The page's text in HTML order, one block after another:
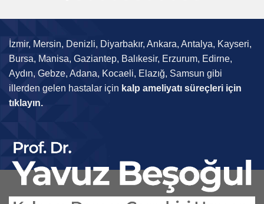
İzmir, Mersin, Denizli, Diyarbakır, Ankara, Antalya, Kayseri,
Bursa, Manisa, Gaziantep, Balıkesir, Erzurum, Edirne,
Aydın, Gebze, Adana, Kocaeli, Elazığ, Samsun gibi
illerden gelen hastalar için kalp ameliyatı süreçleri için
tıklayın.